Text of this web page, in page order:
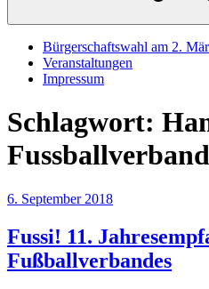
Bürgerschaftswahl am 2.
Veranstaltungen
Impressum
Schlagwort:
Fussballverband
Veröffentlicht
6. September 2018
Fussi! 11.
Fußballverbandes